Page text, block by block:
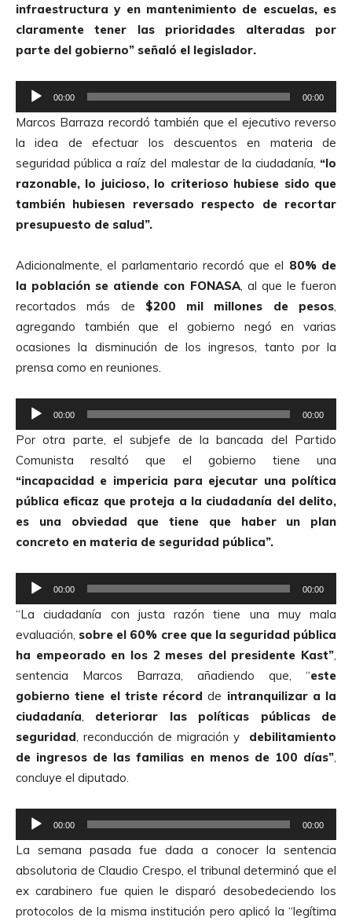
infraestructura y en mantenimiento de escuelas, es
claramente tener las prioridades alteradas por
parte del gobierno” señaló el legislador.
e
p
r
o
d
u
c
o
r
d
e
A
u
d
o
00:00 00:00
Marcos Barraza recordó también que el ejecutivo reverso
la idea de efectuar los descuentos en materia de
seguridad pública a raíz del malestar de la ciudadanía, “lo
razonable, lo juicioso, lo criterioso hubiese sido que
también hubiesen reversado respecto de recortar
presupuesto de salud”.
Adicionalmente, el parlamentario recordó que el 80% de
la población se atiende con FONASA, al que le fueron
recortados más de $200 mil millones de pesos
agregando también que el gobierno negó en varias
ocasiones la disminución de los ingresos, tanto por la
prensa como en reuniones.
e
p
r
d
u
c
t
r
d
e
A
u
d
i
o
00:00 00:00
Por otra parte, el subjefe de la bancada del Partido
Comunista resaltó que el gobierno tiene una
“incapacidad e impericia para ejecutar una política
pública eficaz que proteja a la ciudadanía del delito,
es una obviedad que tiene que haber un plan
concreto en materia de seguridad pública”.
e
p
r
o
d
u
c
t
o
r
d
A
u
d
i
00:00 00:00
“La ciudadanía con justa razón tiene una muy mala
evaluación, sobre el 60% cree que la seguridad pública
ha empeorado en los 2 meses del presidente Kast”
sentencia Marcos Barraza, añadiendo que, “este
gobierno tiene el triste récord de intranquilizar a la
ciudadanía
deteriorar las políticas públicas de
seguridad , reconducción de migración y debilitamiento
de ingresos de las familias en menos de 100 días”
concluye el diputado.
e
p
r
o
00:00 00:00
La semana pasada fue dada a conocer la sentencia
absolutoria de Claudio Crespo, el tribunal determinó que el
ex carabinero fue quien le disparó desobedeciendo los
protocolos de la misma institución pero aplicó la “legítima